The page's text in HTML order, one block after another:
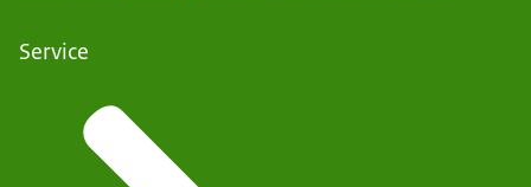
Service